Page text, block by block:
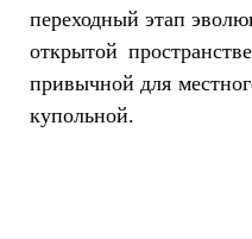
переходный этап
открытой
привычной для
купольной.